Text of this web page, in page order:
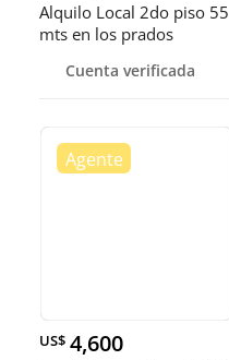
Alquilo Local 2do piso 55
mts en los prados
Cuenta verificada
US$ 4,600